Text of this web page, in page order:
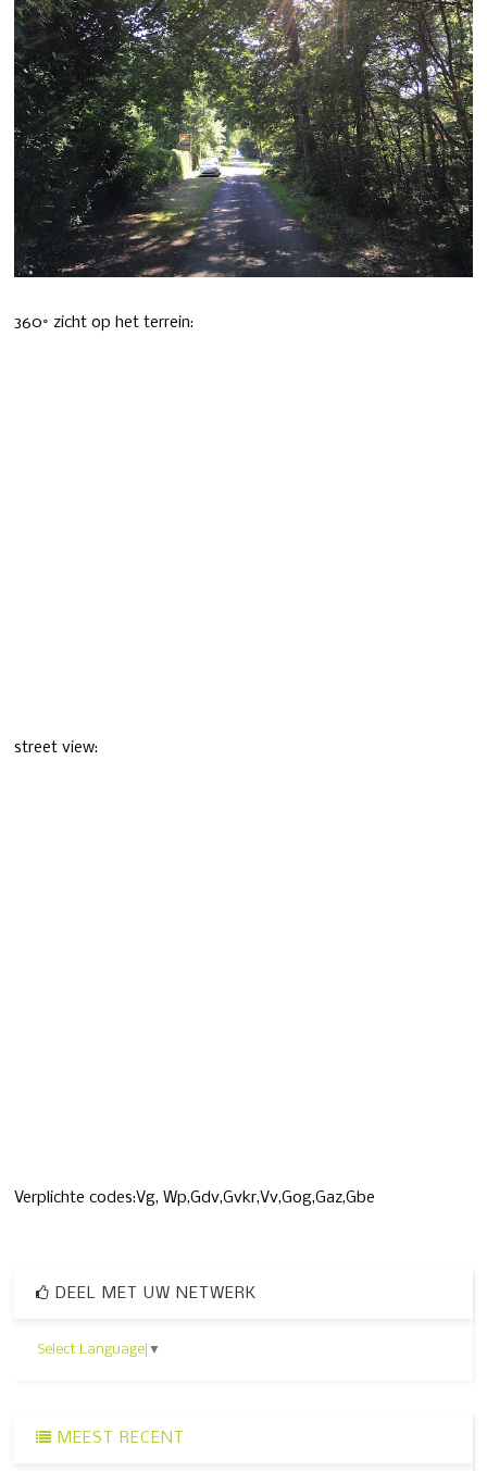
360° zicht op het terrein:
street view:
Verplichte codes:Vg, Wp,Gdv,Gvkr,Vv,Gog,Gaz,Gbe
DEEL MET UW NETWERK
Select Language ▼
MEEST RECENT